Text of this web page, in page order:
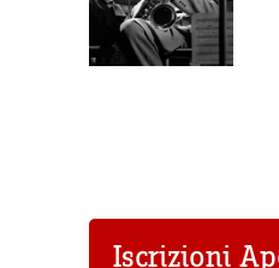
Iscrizioni